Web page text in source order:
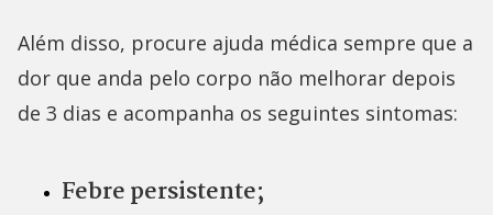
Além disso, procure ajuda médica sempre que a
dor que anda pelo corpo não melhorar depois
de 3 dias e acompanha os seguintes sintomas:
Febre persistente;